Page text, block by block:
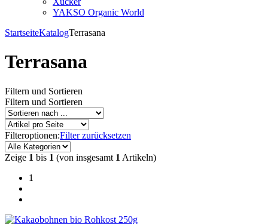
YAKSO Organic World
StartseiteKatalogTerrasana
Terrasana
Filtern und Sortieren
Filtern und Sortieren
Filteroptionen:Filter zurücksetzen
Zeige 1 bis 1 (von insgesamt 1 Artikeln)
1